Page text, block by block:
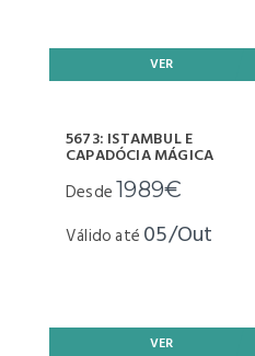
VER
5673: ISTAMBUL E
CAPADÓCIA MÁGICA
Desde1989€
Válido até 05/Out
VER